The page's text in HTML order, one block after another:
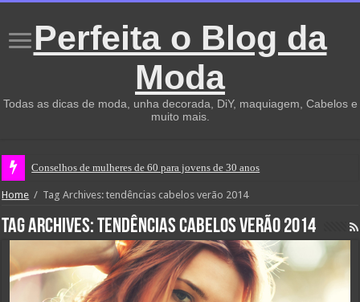
Perfeita o Blog da
Moda
Todas as dicas de moda, unha decorada, DiY, maquiagem, Cabelos e
muito mais.
Conselhos de mulheres de 60 para jovens de 30 anos
Home / Tag Archives: tendências cabelos verão 2014
Tag Archives:tendências cabelos verão 2014